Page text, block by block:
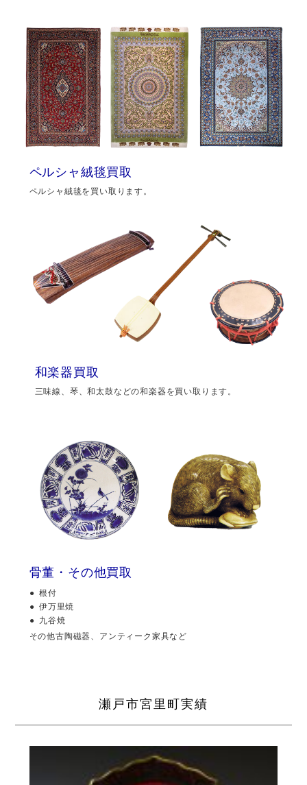
ペルシャ絨毯買取
ペルシャ絨毯を買い取ります。
和楽器買取
三味線、琴、和太鼓などの和楽器を買い取ります。
骨董・その他買取
根付
伊万里焼
九谷焼
その他古陶磁器、アンティーク家具など
瀬戸市宮里町実績